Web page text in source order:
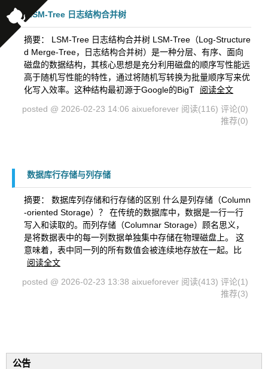
LSM-Tree 日志结构合并树
摘要： LSM-Tree 日志结构合并树 LSM-Tree（Log-Structure
d Merge-Tree，日志结构合并树）是一种分层、有序、面向
磁盘的数据结构，其核心思想是充分利用磁盘的顺序写性能远
高于随机写性能的特性，通过将随机写转换为批量顺序写来优
化写入效率。这种结构最初源于Google的BigT
阅读全文
posted @ 2026-02-23 14:06 aixueforever 阅读(116) 评论(0)
推荐(0)
数据库行存储与列存储
摘要： 数据库列存储和行存储的区别 什么是列存储（Column
-oriented Storage）？ 在传统的数据库中，数据是一行一行
写入和读取的。而列存储（Columnar Storage）顾名思义，
是将数据表中的每一列数据单独集中存储在物理磁盘上。 这
意味着，表中同一列的所有数值会被连续地存放在一起。比
阅读全文
posted @ 2026-02-23 13:38 aixueforever 阅读(413) 评论(1)
推荐(3)
公告